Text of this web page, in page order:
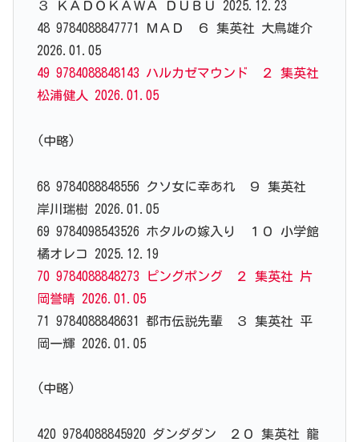
３ ＫＡＤＯＫＡＷＡ ＤＵＢＵ 2025.12.23
48 9784088847771 ＭＡＤ ６ 集英社 大鳥雄介
2026.01.05
49 9784088848143 ハルカゼマウンド ２ 集英社
松浦健人 2026.01.05
(中略)
68 9784088848556 クソ女に幸あれ ９ 集英社
岸川瑞樹 2026.01.05
69 9784098543526 ホタルの嫁入り １０ 小学館
橘オレコ 2025.12.19
70 9784088848273 ピングポング ２ 集英社 片
岡誉晴 2026.01.05
71 9784088848631 都市伝説先輩 ３ 集英社 平
岡一輝 2026.01.05
(中略)
420 9784088845920 ダンダダン ２０ 集英社 龍